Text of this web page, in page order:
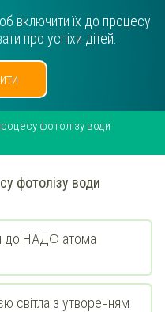
включити їх до процесу
про успіхи дітей.
фотолізу води
фотолізу води
до НАДФ атома
світла з утворенням